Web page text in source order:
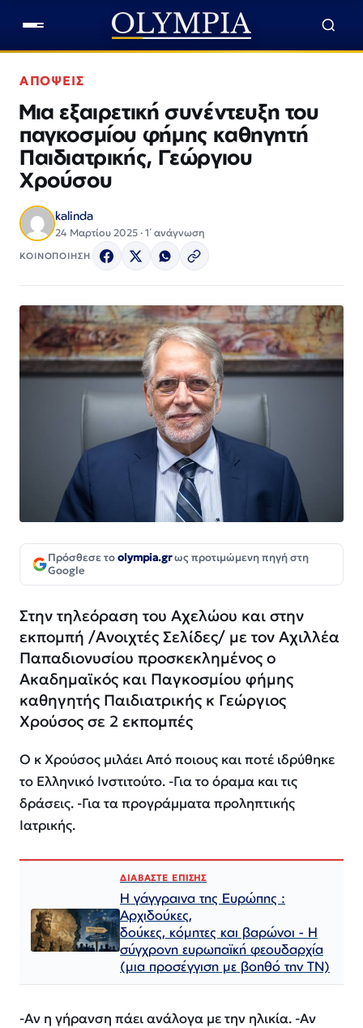
ΑΠΟΨΕΙΣ
Μια εξαιρετική συνέντευξη του
παγκοσμίου φήμης καθηγητή
Παιδιατρικής, Γεώργιου
Χρούσου
kalinda
24 Μαρτίου 2025 · 1΄ ανάγνωση
ΚΟΙΝΟΠΟΙΗΣΗ
Πρόσθεσε τοolympia.grως προτιμώμενη πηγή στη
Google
Στην τηλεόραση του Αχελώου και στην
εκπομπή /Ανοιχτές Σελίδες/ με τον Αχιλλέα
Παπαδιονυσίου προσκεκλημένος ο
Ακαδημαϊκός και Παγκοσμίου φήμης
καθηγητής Παιδιατρικής κ Γεώργιος
Χρούσος σε 2 εκπομπές
Ο κ Χρούσος μιλάει Από ποιους και ποτέ ιδρύθηκε
το Ελληνικό Ινστιτούτο. -Για το όραμα και τις
δράσεις. -Για τα προγράμματα προληπτικής
Ιατρικής.
ΔΙΑΒΑΣΤΕ ΕΠΙΣΗΣ
Η γάγγραινα της Ευρώπης :
Αρχιδούκες,
δούκες, κόμητες και βαρώνοι - Η
σύγχρονη ευρωπαϊκή φεουδαρχία
(μια προσέγγιση με βοηθό την ΤΝ)
-Αν η γήρανση πάει ανάλογα με την ηλικία. -Αν